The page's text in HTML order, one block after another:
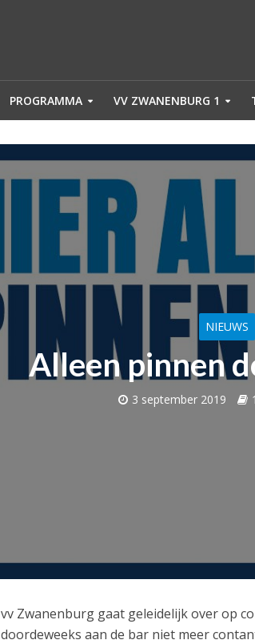
PROGRAMMA VV ZWANENBURG 1
NIEUWS
Alleen pinnen
3 september 2019
vv Zwanenburg gaat geleidelijk over op
doordeweeks aan de bar niet meer